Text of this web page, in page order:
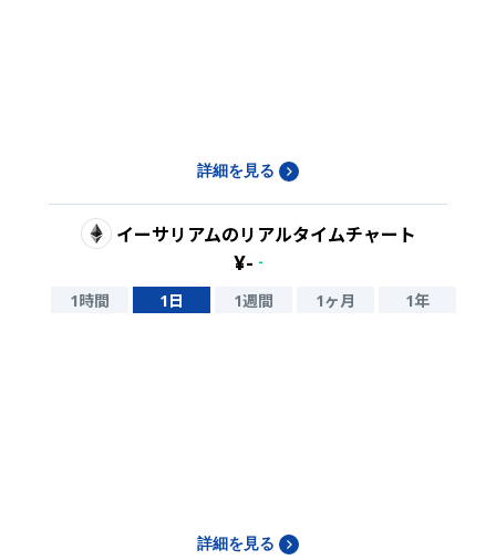
詳細を見る
イーサリアムのリアルタイムチャート
¥- -
1時間 1日 1週間 1ヶ月 1年
詳細を見る